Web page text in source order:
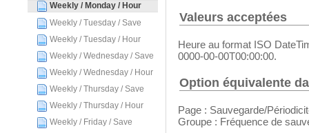
Weekly / Monday / Hour
Weekly / Tuesday / Save
Weekly / Tuesday / Hour
Weekly / Wednesday / Save
Weekly / Wednesday / Hour
Weekly / Thursday / Save
Weekly / Thursday / Hour
Weekly / Friday / Save
Valeurs acceptées
Heure au format ISO
0000-00-00T00:00:00.
Option équivalente
Page : Sauvegarde/
Groupe : Fréquence de